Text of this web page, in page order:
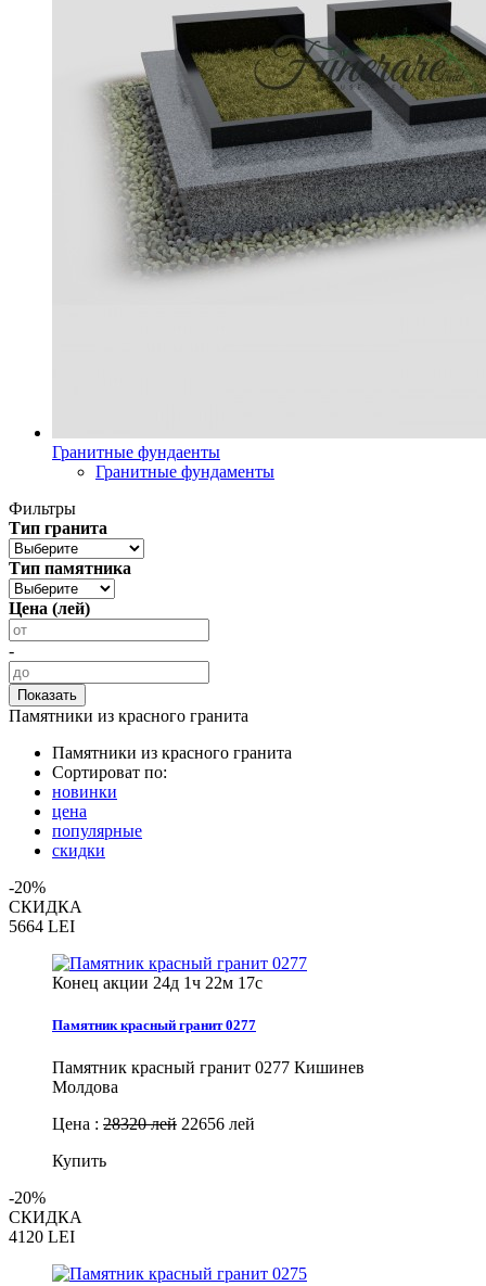
Гранитные фундаенты
Гранитные фундаменты
Фильтры
Тип гранита
Тип памятника
Цена (лей)
-
Памятники из красного гранита
Памятники из красного гранита
Сортироват по:
новинки
цена
популярные
скидки
-20%
СКИДКА
5664 LEI
Конец акции 24д 1ч 22м 16с
Памятник красный гранит 0277
Памятник красный гранит 0277 Кишинев
Молдова
Цена : 28320 лей 22656 лей
Купить
-20%
СКИДКА
4120 LEI